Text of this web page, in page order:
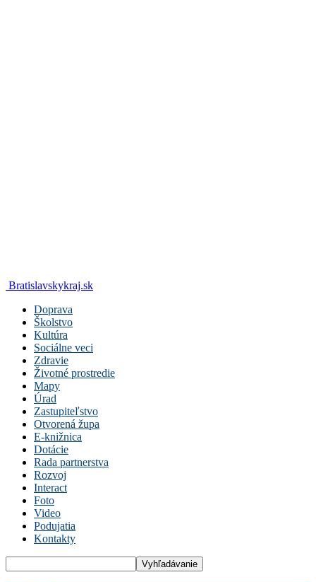
Bratislavskykraj.sk
Doprava
Školstvo
Kultúra
Sociálne veci
Zdravie
Životné prostredie
Mapy
Úrad
Zastupiteľstvo
Otvorená župa
E-knižnica
Dotácie
Rada partnerstva
Rozvoj
Interact
Foto
Video
Podujatia
Kontakty